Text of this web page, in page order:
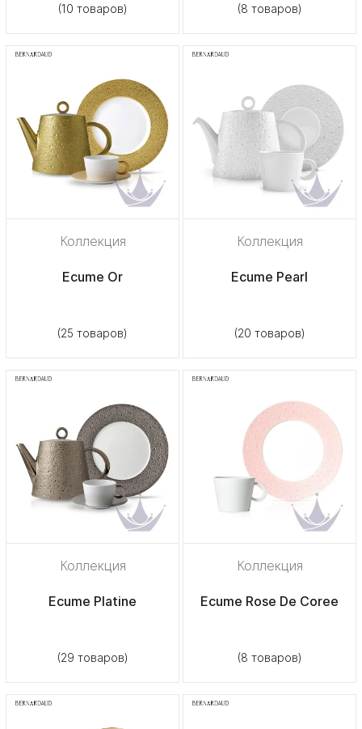
(10 товаров) (8 товаров)
Коллекция
Ecume Or
(25 товаров)
Коллекция
Ecume Pearl
(20 товаров)
Коллекция
Ecume Platine
(29 товаров)
Коллекция
Ecume Rose De Coree
(8 товаров)